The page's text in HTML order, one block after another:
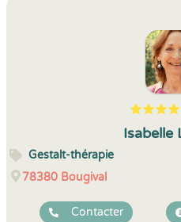
5
1
5
24
Isabelle
Gestalt-thérapie
78380 Bougival
Contacter